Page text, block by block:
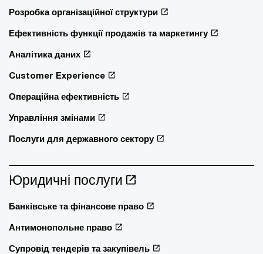
Розробка організаційної структури
Ефективність функції продажів та маркетингу
Аналітика даних
Customer Experience
Операційна ефективність
Управління змінами
Послуги для державного сектору
Юридичні послуги
Банківське та фінансове право
Антимонопольне право
Супровід тендерів та закупівель